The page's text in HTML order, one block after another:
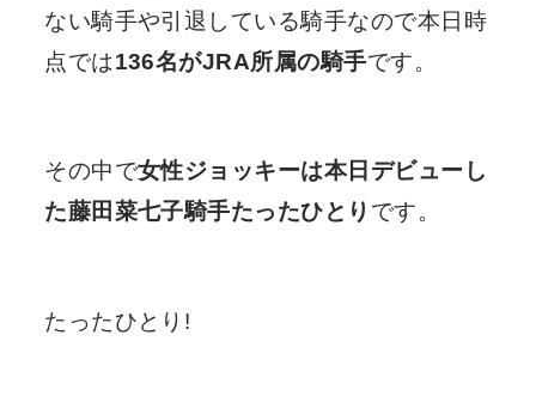
ない騎手や引退している騎手なので本日時
点では136名がJRA所属の騎手です。
その中で女性ジョッキーは本日デビューし
た藤田菜七子騎手たったひとり です。
たったひとり!